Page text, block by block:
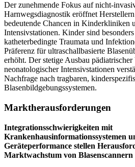
Der zunehmende Fokus auf nicht-
Harnwegsdiagnostik eröffnet
bedeutende Chancen in Kinderkliniken
Intensivstationen. Kinder sind
katheterbedingte Traumata und
Präferenz für ultraschallbasierte
erhöht. Der stetige Ausbau
neonatologischer Intensivstationen
Nachfrage nach tragbaren,
Blasenbildgebungssystemen.
Marktherausforderungen
Integrationsschwierigkeiten mit
Krankenhausinformationssystemen
Geräteperformance stellen
Marktwachstum von Blasenscannern